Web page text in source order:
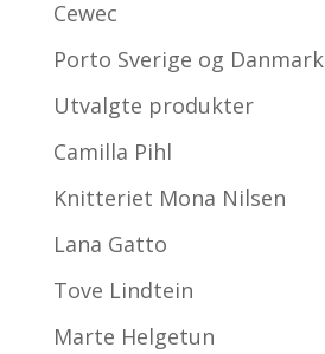
Cewec
Porto Sverige og Danmark
Utvalgte produkter
Camilla Pihl
Knitteriet Mona Nilsen
Lana Gatto
Tove Lindtein
Marte Helgetun